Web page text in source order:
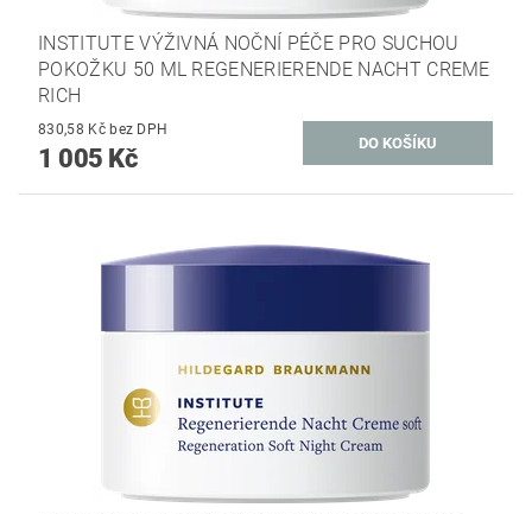
INSTITUTE VÝŽIVNÁ NOČNÍ PÉČE PRO SUCHOU
POKOŽKU 50 ML REGENERIERENDE NACHT CREME
RICH
830,58 Kč bez DPH
1 005 Kč